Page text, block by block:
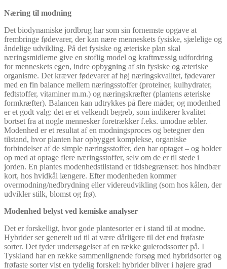
Næring til modning
Det biodynamiske jordbrug har som sin fornemste opgave at
frembringe fødevarer, der kan nære menneskets fysiske, sjælelige og
åndelige udvikling. På det fysiske og æteriske plan skal
næringsmidlerne give en stoflig model og kraftmæssig udfordring
for menneskets egen, indre opbygning af sin fysiske og æteriske
organisme. Det kræver fødevarer af høj næringskvalitet, fødevarer
med en fin balance mellem næringsstoffer (proteiner, kulhydrater,
fedtstoffer, vitaminer m.m.) og næringskræfter (plantens æteriske
formkræfter). Balancen kan udtrykkes på flere måder, og modenhed
er et godt valg: det er et velkendt begreb, som indikerer kvalitet –
bortset fra at nogle mennesker foretrækker f.eks. umodne æbler.
Modenhed er et resultat af en modningsproces og betegner den
tilstand, hvor planten har opbygget komplekse, organiske
forbindelser af de simple næringsstoffer, den har optaget – og holder
op med at optage flere næringsstoffer, selv om de er til stede i
jorden. En plantes modenhedstilstand er tidsbegrænset: hos hindbær
kort, hos hvidkål længere. Efter modenheden kommer
overmodning/nedbrydning eller videreudvikling (som hos kålen, der
udvikler stilk, blomst og frø).
Modenhed belyst ved kemiske analyser
Det er forskelligt, hvor gode plantesorter er i stand til at modne.
Hybrider ser generelt ud til at være dårligere til det end frøfaste
sorter. Det tyder undersøgelser af en række gulerodssorter på. I
Tyskland har en række sammenlignende forsøg med hybridsorter og
frøfaste sorter vist en tydelig forskel: hybrider bliver i højere grad